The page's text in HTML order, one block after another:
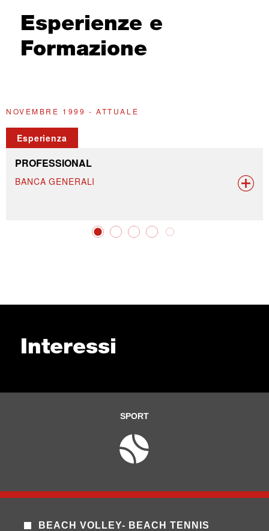
Esperienze e
Formazione
NOVEMBRE 1999 - ATTUALE
Esperienza
PROFESSIONAL
BANCA GENERALI
Interessi
SPORT
BEACH VOLLEY- BEACH TENNIS